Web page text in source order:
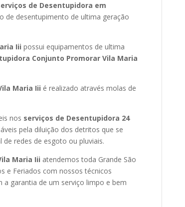
de Desentupidora em
de desentupimento de ultima geração
Iii possui equipamentos de ultima
Conjunto Promorar Vila Maria
Maria Iii é realizado através molas de
nos serviços de Desentupidora 24
pela diluição dos detritos que se
redes de esgoto ou pluviais.
Maria Iii atendemos toda Grande São
e Feriados com nossos técnicos
garantia de um serviço limpo e bem